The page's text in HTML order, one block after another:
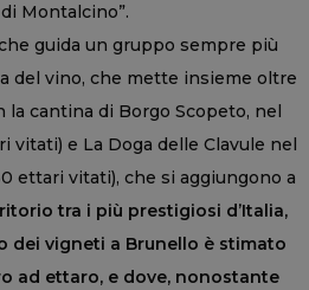
Montalcino”.
guida un gruppo sempre più
del vino, che mette insieme oltre
cantina di Borgo Scopeto, nel
vitati) e La Doga delle Clavule nel
ettari vitati), che si aggiungono a
tra i più prestigiosi d’Italia,
dei vigneti a Brunello è stimato
ad ettaro, e dove, nonostante